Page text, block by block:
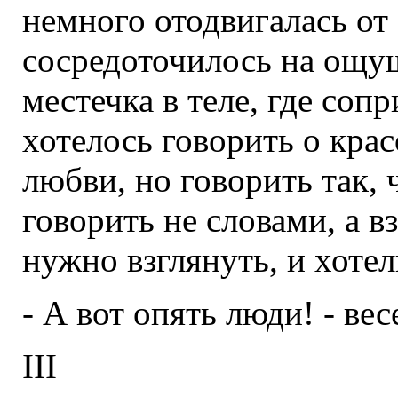
немного отодвигалась
сосредоточилось на
местечка в теле, где
хотелось говорить о
любви, но говорить так,
говорить не словами, а
нужно взглянуть, и
- А вот опять люди! -
III